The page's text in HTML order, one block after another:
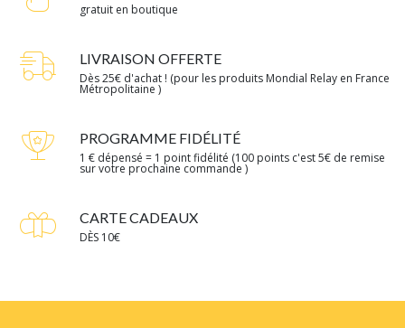
gratuit en boutique
LIVRAISON OFFERTE
Dès 25€ d'achat ! (pour les produits Mondial Relay en France
Métropolitaine )
PROGRAMME FIDÉLITÉ
1 € dépensé = 1 point fidélité (100 points c'est 5€ de remise
sur votre prochaine commande )
CARTE CADEAUX
DÈS 10€